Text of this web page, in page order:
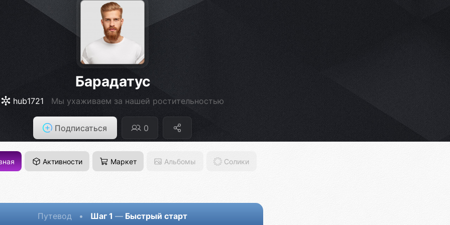
Барадатус
hub1721 Мы ухаживаем за нашей ростительностью
Подписаться 0
Активности Маркет Альбомы Солики
Путевод • Шаг 1 — Быстрый старт